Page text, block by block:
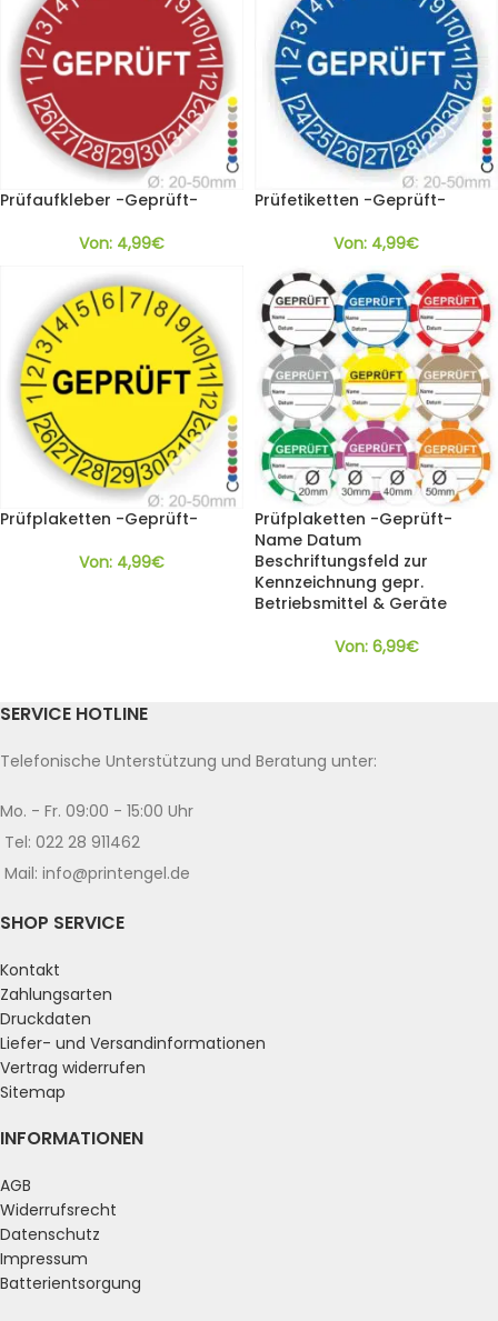
Prüfaufkleber -Geprüft-
Von: 4,99€
Prüfetiketten -Geprüft-
Von: 4,99€
Prüfplaketten -Geprüft-
Von: 4,99€
Prüfplaketten -Geprüft-
Name Datum
Beschriftungsfeld zur
Kennzeichnung gepr.
Betriebsmittel & Geräte
Von: 6,99€
SERVICE HOTLINE
Telefonische Unterstützung und Beratung unter:
Mo. - Fr. 09:00 - 15:00 Uhr
Tel: 022 28 911462
Mail: info@printengel.de
SHOP SERVICE
Kontakt
Zahlungsarten
Druckdaten
Liefer- und Versandinformationen
Vertrag widerrufen
Sitemap
INFORMATIONEN
AGB
Widerrufsrecht
Datenschutz
Impressum
Batterientsorgung